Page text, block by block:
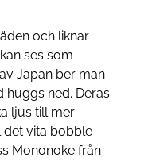
och liknar
ses som
Japan ber man
huggs ned. Deras
ljus till mer
det vita bobble-
Mononoke från